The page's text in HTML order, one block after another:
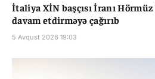
İtaliya XİN başçısı İranı
davam etdirməyə çağırıb
5 Avqust 2026 19:03